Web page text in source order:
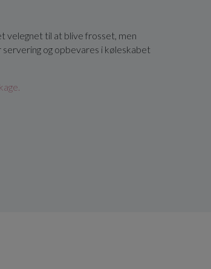
velegnet til at blive frosset, men
servering og opbevares i køleskabet
kage.